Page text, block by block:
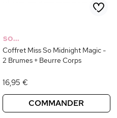
SO...
Coffret Miss So Midnight Magic -
2 Brumes + Beurre Corps
16,95 €
COMMANDER